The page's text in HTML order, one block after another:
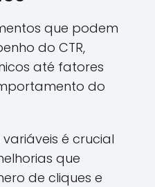
que podem
do CTR,
até fatores
do
é crucial
que
de cliques e